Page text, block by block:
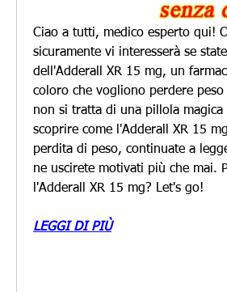
Ciao a tutti, medico esperto qui!
sicuramente vi interesserà se
dell'Adderall XR 15 mg, un
coloro che vogliono perdere
non si tratta di una pillola
scoprire come l'Adderall XR 15
perdita di peso, continuate a
ne uscirete motivati più che mai.
l'Adderall XR 15 mg? Let's go!
LEGGI DI PIÙ